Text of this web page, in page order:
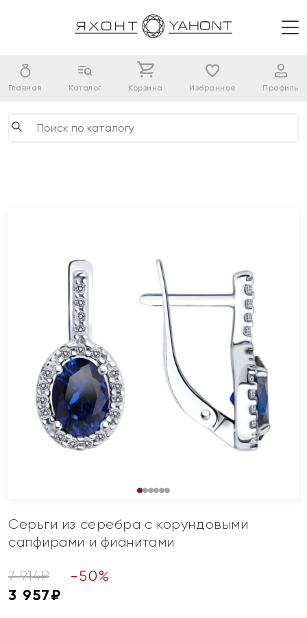
Главная Каталог Корзина Избранное Профиль
Серьги из серебра с корундовыми
сапфирами и фианитами
7 914₽ -50%
3 957₽